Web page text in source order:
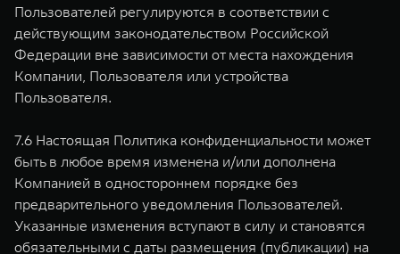
Пользователей регулируются в соответствии с
действующим законодательством Российской
Федерации вне зависимости от места нахождения
Компании, Пользователя или устройства
Пользователя.
7.6 Настоящая Политика конфиденциальности может
быть в любое время изменена и/или дополнена
Компанией в одностороннем порядке без
предварительного уведомления Пользователей.
Указанные изменения вступают в силу и становятся
обязательными с даты размещения (публикации) на